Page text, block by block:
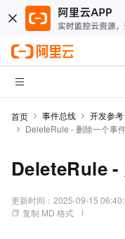
首页 事件总线 开发参考
DeleteRule - 删除一个事
DeleteRule -
更新时间： 2025-09-15
复制 MD 格式